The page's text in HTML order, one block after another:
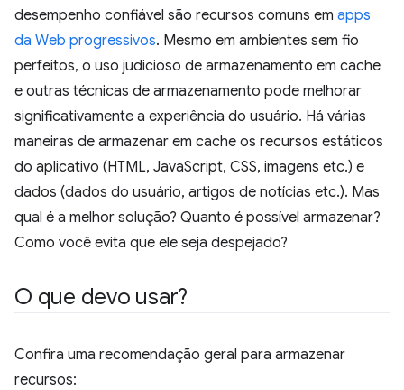
desempenho confiável são recursos comuns em apps
da Web progressivos. Mesmo em ambientes sem fio
perfeitos, o uso judicioso de armazenamento em cache
e outras técnicas de armazenamento pode melhorar
significativamente a experiência do usuário. Há várias
maneiras de armazenar em cache os recursos estáticos
do aplicativo (HTML, JavaScript, CSS, imagens etc.) e
dados (dados do usuário, artigos de notícias etc.). Mas
qual é a melhor solução? Quanto é possível armazenar?
Como você evita que ele seja despejado?
O que devo usar?
Confira uma recomendação geral para armazenar
recursos: